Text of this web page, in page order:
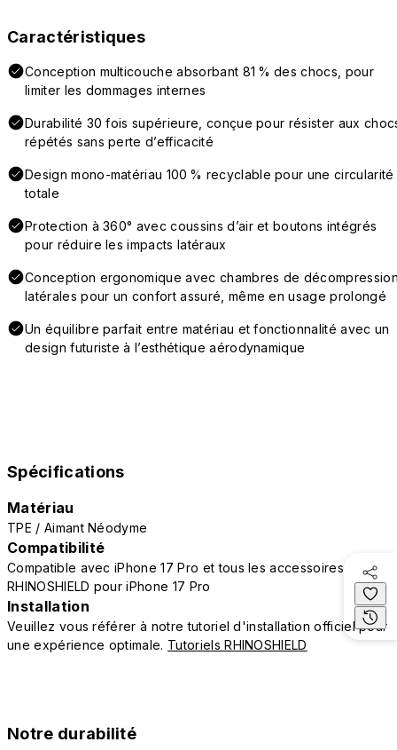
Caractéristiques
Conception multicouche absorbant 81 % des chocs, pour
limiter les dommages internes
Durabilité 30 fois supérieure, conçue pour résister aux
répétés sans perte d’efficacité
Design mono-matériau 100 % recyclable pour une circularité
totale
Protection à 360° avec coussins d’air et boutons intégrés
pour réduire les impacts latéraux
Conception ergonomique avec chambres de
latérales pour un confort assuré, même en usage prolongé
Un équilibre parfait entre matériau et fonctionnalité avec un
design futuriste à l’esthétique aérodynamique
Spécifications
Matériau
TPE / Aimant Néodyme
Compatibilité
Compatible avec iPhone 17 Pro et tous les accessoires
RHINOSHIELD pour iPhone 17 Pro
Installation
Veuillez vous référer à notre tutoriel d'installation officiel pour
une expérience optimale. Tutoriels RHINOSHIELD
Notre durabilité